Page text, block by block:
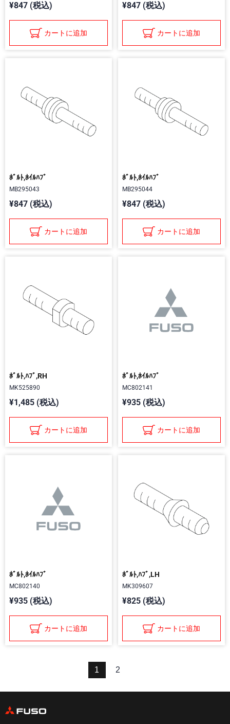
¥847 (税込)
カートに追加
¥847 (税込)
カートに追加
ﾎﾞﾙﾄ,ﾎｲﾙﾊﾌﾞ
MB295043
¥847 (税込)
カートに追加
ﾎﾞﾙﾄ,ﾎｲﾙﾊﾌﾞ
MB295044
¥847 (税込)
カートに追加
ﾎﾞﾙﾄ,ﾊﾌﾞ,RH
MK525890
¥1,485 (税込)
カートに追加
ﾎﾞﾙﾄ,ﾎｲﾙﾊﾌﾞ
MC802141
¥935 (税込)
カートに追加
ﾎﾞﾙﾄ,ﾎｲﾙﾊﾌﾞ
MC802140
¥935 (税込)
カートに追加
ﾎﾞﾙﾄ,ﾊﾌﾞ,LH
MK309607
¥825 (税込)
カートに追加
1 2